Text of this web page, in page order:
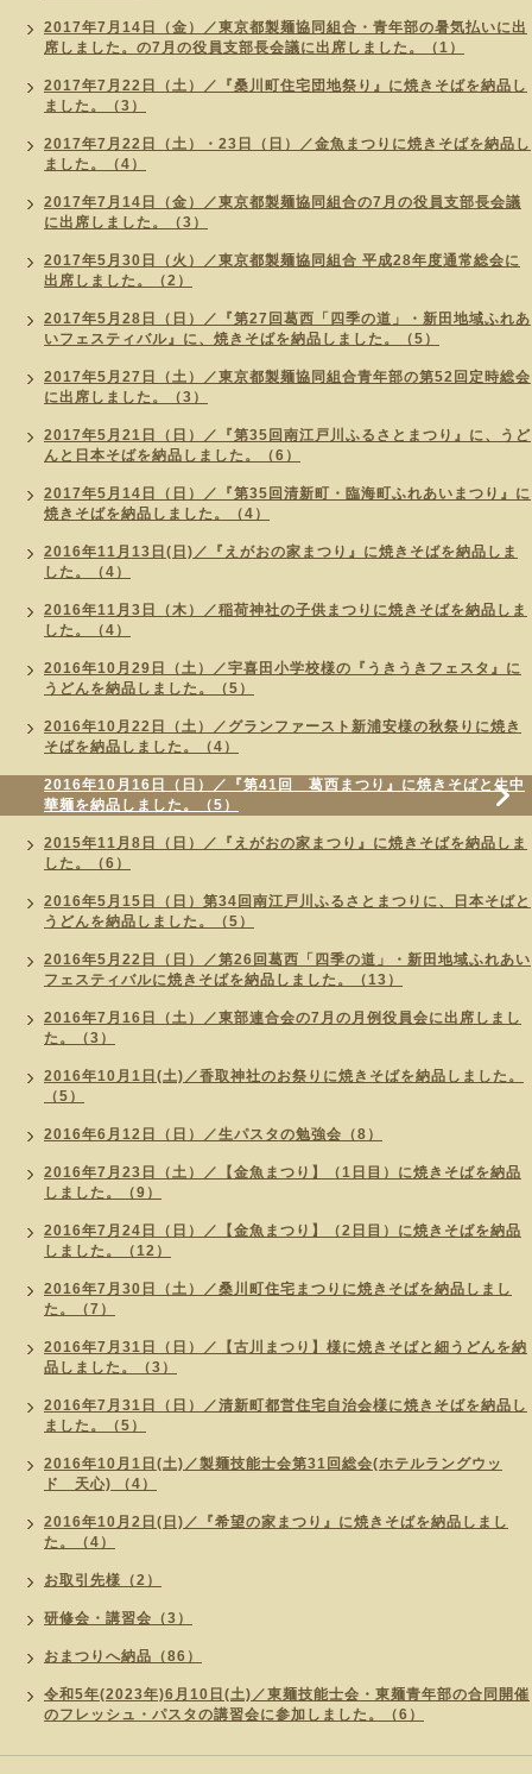
2017年7月14日（金）／東京都製麺協同組合・青年部の暑気払いに出
席しました。の7月の役員支部長会議に出席しました。（1）
2017年7月22日（土）／『桑川町住宅団地祭り』に焼きそばを納品し
ました。（3）
2017年7月22日（土）・23日（日）／金魚まつりに焼きそばを納品し
ました。（4）
2017年7月14日（金）／東京都製麺協同組合の7月の役員支部長会議
に出席しました。（3）
2017年5月30日（火）／東京都製麺協同組合 平成28年度通常総会に
出席しました。（2）
2017年5月28日（日）／『第27回葛西「四季の道」・新田地域ふれあ
いフェスティバル』に、焼きそばを納品しました。（5）
2017年5月27日（土）／東京都製麺協同組合青年部の第52回定時総会
に出席しました。（3）
2017年5月21日（日）／『第35回南江戸川ふるさとまつり』に、うど
んと日本そばを納品しました。（6）
2017年5月14日（日）／『第35回清新町・臨海町ふれあいまつり』に
焼きそばを納品しました。（4）
2016年11月13日(日)／『えがおの家まつり』に焼きそばを納品しま
した。（4）
2016年11月3日（木）／稲荷神社の子供まつりに焼きそばを納品しま
した。（4）
2016年10月29日（土）／宇喜田小学校様の『うきうきフェスタ』に
うどんを納品しました。（5）
2016年10月22日（土）／グランファースト新浦安様の秋祭りに焼き
そばを納品しました。（4）
2016年10月16日（日）／『第41回 葛西まつり』に焼きそばと生中
華麺を納品しました。（5）
2015年11月8日（日）／『えがおの家まつり』に焼きそばを納品しま
した。（6）
2016年5月15日（日）第34回南江戸川ふるさとまつりに、日本そばと
うどんを納品しました。（5）
2016年5月22日（日）／第26回葛西「四季の道」・新田地域ふれあい
フェスティバルに焼きそばを納品しました。（13）
2016年7月16日（土）／東部連合会の7月の月例役員会に出席しまし
た。（3）
2016年10月1日(土)／香取神社のお祭りに焼きそばを納品しました。
（5）
2016年6月12日（日）／生パスタの勉強会（8）
2016年7月23日（土）／【金魚まつり】（1日目）に焼きそばを納品
しました。（9）
2016年7月24日（日）／【金魚まつり】（2日目）に焼きそばを納品
しました。（12）
2016年7月30日（土）／桑川町住宅まつりに焼きそばを納品しまし
た。（7）
2016年7月31日（日）／【古川まつり】様に焼きそばと細うどんを納
品しました。（3）
2016年7月31日（日）／清新町都営住宅自治会様に焼きそばを納品し
ました。（5）
2016年10月1日(土)／製麺技能士会第31回総会(ホテルラングウッ
ド 天心) （4）
2016年10月2日(日)／『希望の家まつり』に焼きそばを納品しまし
た。（4）
お取引先様（2）
研修会・講習会（3）
おまつりへ納品（86）
令和5年(2023年)6月10日(土)／東麺技能士会・東麺青年部の合同開催
のフレッシュ・パスタの講習会に参加しました。（6）